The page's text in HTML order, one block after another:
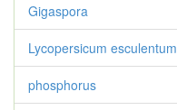
Gigaspora
Lycopersicum esculentum
phosphorus